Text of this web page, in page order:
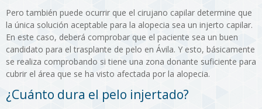
Pero también puede ocurrir que el cirujano capilar determine que
la única solución aceptable para la alopecia sea un injerto capilar.
En este caso, deberá comprobar que el paciente sea un buen
candidato para el trasplante de pelo en Ávila. Y esto, básicamente
se realiza comprobando si tiene una zona donante suficiente para
cubrir el área que se ha visto afectada por la alopecia.
¿Cuánto dura el pelo injertado?